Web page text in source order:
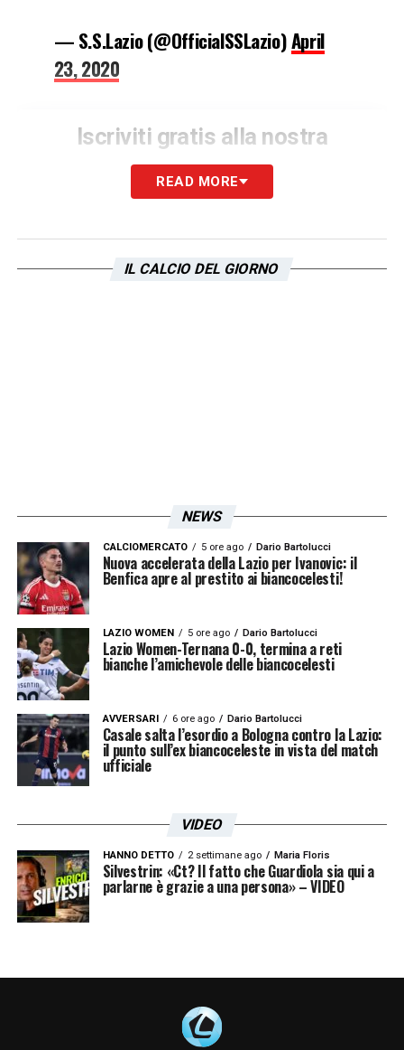
— S.S.Lazio (@OfficialSSLazio)April
23, 2020
Iscriviti gratis alla nostra
Newsletter
ISCRIVIMI
Accetto laPrivacy Policy
READ MORE
IL CALCIO DEL GIORNO
NEWS
CALCIOMERCATO 5 ore ago Dario Bartolucci
Nuova accelerata della Lazio per Ivanovic: il
Benfica apre al prestito ai biancocelesti!
LAZIO WOMEN 5 ore ago Dario Bartolucci
Lazio Women-Ternana 0-0, termina a reti
bianche l’amichevole delle biancocelesti
AVVERSARI 6 ore ago Dario Bartolucci
Casale salta l’esordio a Bologna contro la Lazio:
il punto sull’ex biancoceleste in vista del match
ufficiale
VIDEO
HANNO DETTO 2 settimane ago Maria Floris
Silvestrin: «Ct? Il fatto che Guardiola sia qui a
parlarne è grazie a una persona» – VIDEO